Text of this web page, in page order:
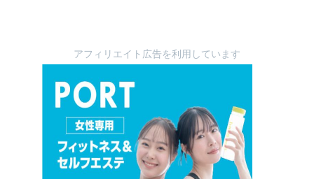
アフィリエイト広告を利用しています